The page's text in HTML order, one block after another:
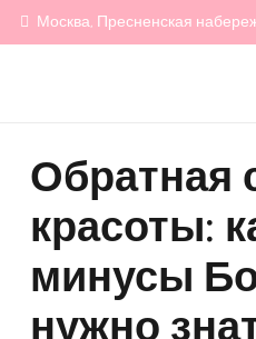
Москва, Пресненская
Обратная
красоты:
минусы
нужно